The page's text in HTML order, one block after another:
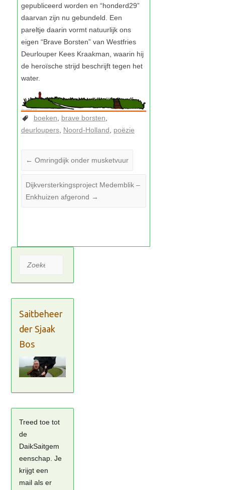
boeken
brave borsten
deurloupers Noord-Holland poëzie
← Omringdijk onder musketvuur
Dijkversterkingsproject Medemblik –
Enkhuizen afgerond →
Zoeken
Saitbeheer
der Sjaak
Bos
Treed toe tot
de
DaikSaitgem
eenschap. Je
krijgt een
mail als er